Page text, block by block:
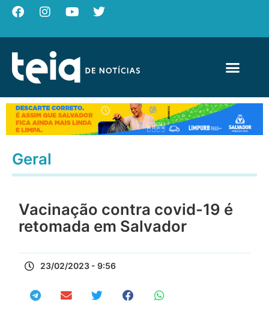
Geral
Vacinação contra covid-19 é
retomada em Salvador
23/02/2023 - 9:56